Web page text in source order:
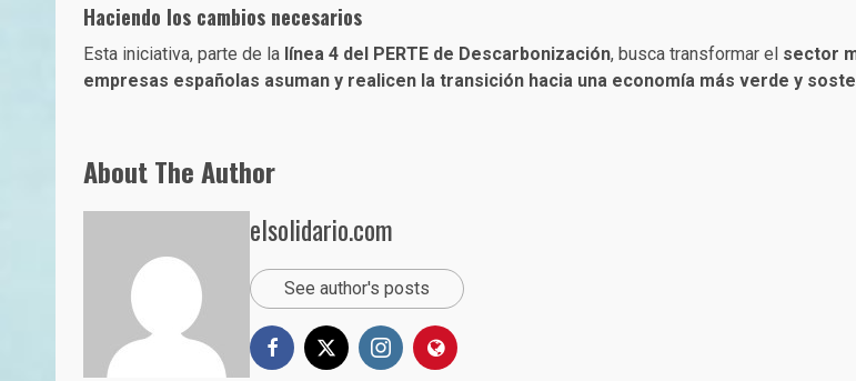
Haciendo los cambios necesarios
Esta iniciativa, parte de la línea 4 del PERTE de Descarbonización, busca transformar el sector
empresas españolas asuman y realicen la transición hacia una economía más verde y
About The Author
elsolidario.com
See author's posts